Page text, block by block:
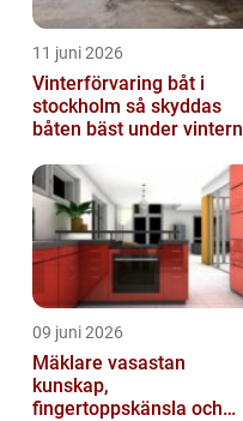
11 juni 2026
Vinterförvaring båt i
stockholm så skyddas
båten bäst under vintern
09 juni 2026
Mäklare vasastan
kunskap,
fingertoppskänsla och